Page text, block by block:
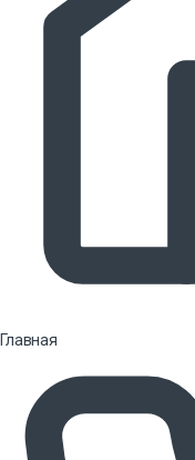
Главная